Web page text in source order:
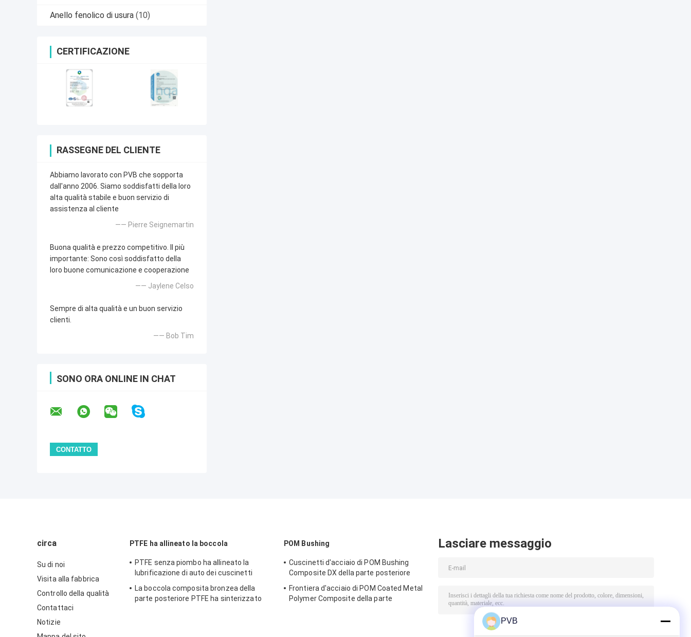
Anello fenolico di usura (10)
CERTIFICAZIONE
RASSEGNE DEL CLIENTE
Abbiamo lavorato con PVB che sopporta
dall'anno 2006. Siamo soddisfatti della loro
alta qualità stabile e buon servizio di
assistenza al cliente
—— Pierre Seignemartin
Buona qualità e prezzo competitivo. Il più
importante: Sono così soddisfatto della
loro buone comunicazione e cooperazione
—— Jaylene Celso
Sempre di alta qualità e un buon servizio
clienti.
—— Bob Tim
SONO ORA ONLINE IN CHAT
circa
Su di noi
Visita alla fabbrica
Controllo della qualità
Contattaci
Notizie
PTFE ha allineato la boccola
PTFE senza piombo ha allineato la
lubrificazione di auto dei cuscinetti
La boccola composita bronzea della
parte posteriore PTFE ha sinterizzato
POM Bushing
Cuscinetti d'acciaio di POM Bushing
Composite DX della parte posteriore
Frontiera d'acciaio di POM Coated Metal
Polymer Composite della parte
Lasciare messaggio
PVB